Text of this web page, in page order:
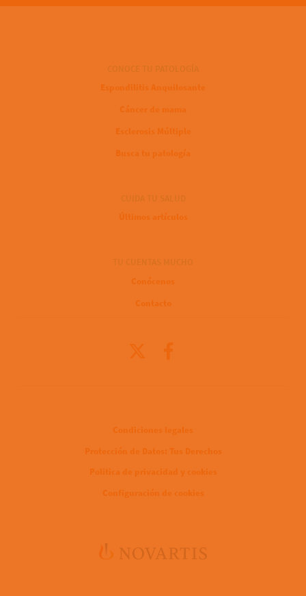
Espondilitis Anquilosante
Cáncer de mama
Esclerosis Múltiple
Busca tu patología
Últimos artículos
Conócenos
Contacto
Condiciones legales
Protección de Datos: Tus Derechos
Politica de privacidad y cookies
Configuración de cookies